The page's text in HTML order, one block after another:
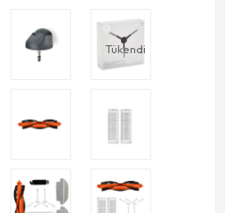
Tükendi